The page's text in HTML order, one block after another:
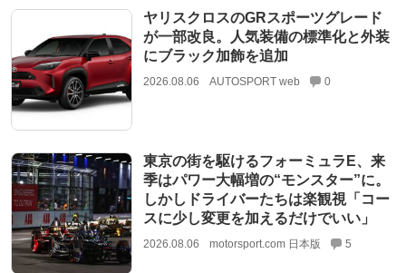
ヤリスクロスのGRスポーツグレード
が一部改良。人気装備の標準化と外装
にブラック加飾を追加
2026.08.06 AUTOSPORT web 0
東京の街を駆けるフォーミュラE、来
季はパワー大幅増の“モンスター”に。
しかしドライバーたちは楽観視「コー
スに少し変更を加えるだけでいい」
2026.08.06 motorsport.com 日本版 5